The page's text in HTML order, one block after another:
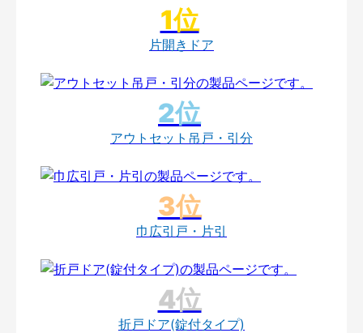
片開きドア
アウトセット吊戸・引分
巾広引戸・片引
折戸ドア(錠付タイプ)